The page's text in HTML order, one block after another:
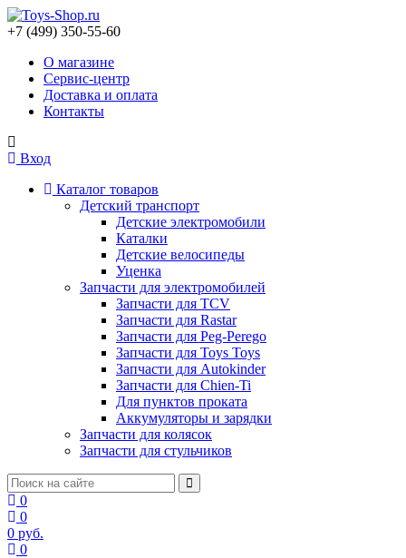
+7 (499) 350-55-60
О магазине
Сервис-центр
Доставка и оплата
Контакты
Вход
Каталог товаров
Детский транспорт
Детские электромобили
Каталки
Детские велосипеды
Уценка
Запчасти для электромобилей
Запчасти для TCV
Запчасти для Rastar
Запчасти для Peg-Perego
Запчасти для Toys Toys
Запчасти для Autokinder
Запчасти для Chien-Ti
Для пунктов проката
Аккумуляторы и зарядки
Запчасти для колясок
Запчасти для стульчиков
0
0
0 руб.
0